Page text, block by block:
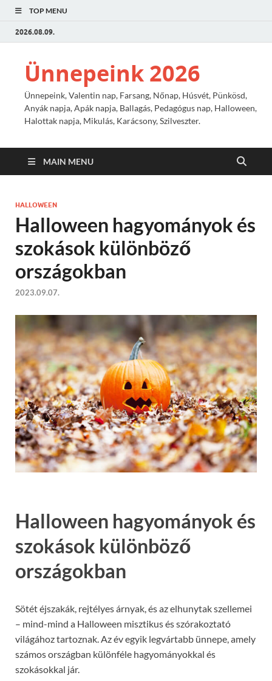
TOP MENU
2026.08.09.
Ünnepeink 2026
Ünnepeink, Valentin nap, Farsang, Nőnap, Húsvét, Pünkösd,
Anyák napja, Apák napja, Ballagás, Pedagógus nap, Halloween,
Halottak napja, Mikulás, Karácsony, Szilveszter.
MAIN MENU
HALLOWEEN
Halloween hagyományok és
szokások különböző
országokban
2023.09.07.
Halloween hagyományok és
szokások különböző
országokban
Sötét éjszakák, rejtélyes árnyak, és az elhunytak szellemei
– mind-mind a Halloween misztikus és szórakoztató
világához tartoznak. Az év egyik legvártabb ünnepe, amely
számos országban különféle hagyományokkal és
szokásokkal jár.